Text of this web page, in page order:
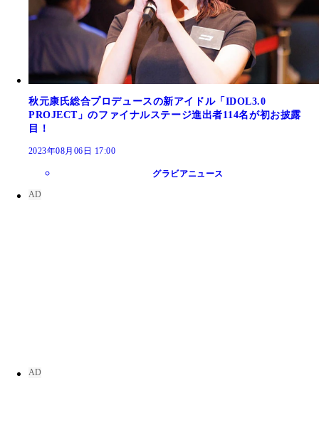
秋元康氏総合プロデュースの新アイドル「IDOL3.0
PROJECT」のファイナルステージ進出者114名が初お披露
目！
2023年08月06日 17:00
グラビアニュース